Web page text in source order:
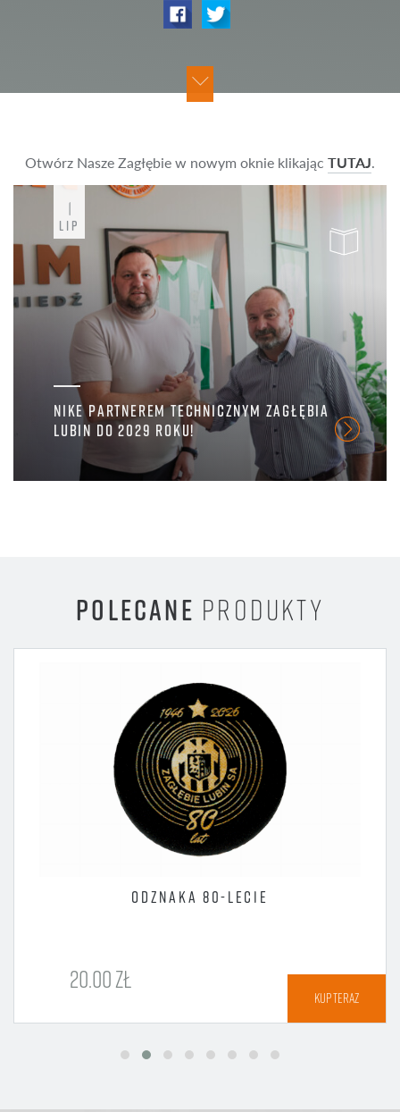
Otwórz Nasze Zagłębie w nowym oknie klikając TUTAJ.
NIKE PARTNEREM TECHNICZNYM ZAGŁĘBIA
LUBIN DO 2029 ROKU!
1
LIP
POLECANE PRODUKTY
ODZNAKA 80-LECIE
20.00 ZŁ
KUP TERAZ